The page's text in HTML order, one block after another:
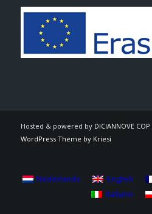
Hosted & powered by DICIANNOVE COP
WordPress Theme by Kriesi
Nederlands English
Italiano